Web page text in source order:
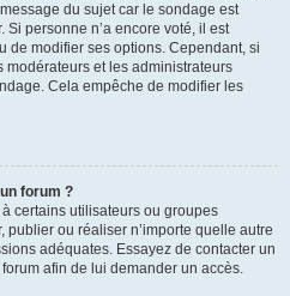
du sujet car le sondage est
personne n’a encore voté, il est
de modifier ses options. Cependant, si
modérateurs et les administrateurs
Cela empêche de modifier les
forum ?
certains utilisateurs ou groupes
publier ou réaliser n’importe quelle autre
adéquates. Essayez de contacter un
afin de lui demander un accès.